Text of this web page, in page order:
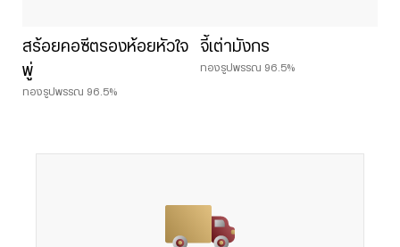
สร้อยคอซีตรองห้อยหัวใจ
พู่
ทองรูปพรรณ 96.5%
จี้เต่ามังกร
ทองรูปพรรณ 96.5%